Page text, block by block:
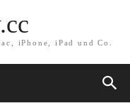
iPhone, iPad und Co.